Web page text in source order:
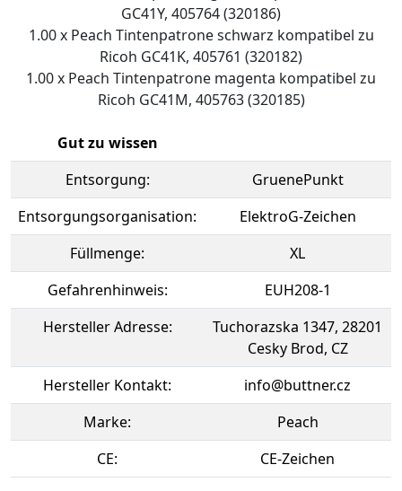
GC41Y, 405764 (320186)
1.00 x Peach Tintenpatrone schwarz kompatibel zu
Ricoh GC41K, 405761 (320182)
1.00 x Peach Tintenpatrone magenta kompatibel zu
Ricoh GC41M, 405763 (320185)
Gut zu wissen
Entsorgung:
GruenePunkt
Entsorgungsorganisation:
ElektroG-Zeichen
Füllmenge:
XL
Gefahrenhinweis:
EUH208-1
Hersteller Adresse:
Tuchorazska 1347, 28201
Cesky Brod, CZ
Hersteller Kontakt:
info@buttner.cz
Marke:
Peach
CE:
CE-Zeichen